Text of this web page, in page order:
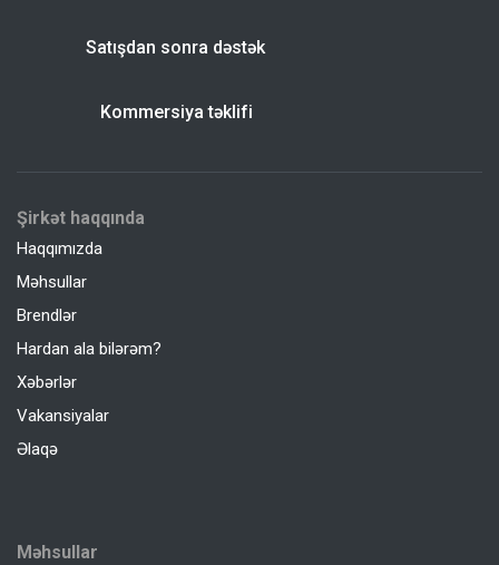
Satışdan sonra dəstək
Kommersiya təklifi
Şirkət haqqında
Haqqımızda
Məhsullar
Brendlər
Hardan ala bilərəm?
Xəbərlər
Vakansiyalar
Əlaqə
Məhsullar